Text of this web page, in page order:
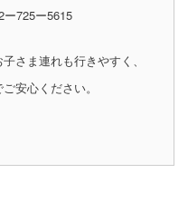
725ー5615
さま連れも行きやすく、
安心ください。